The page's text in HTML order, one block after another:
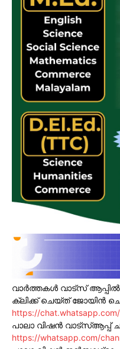
വാർത്തകൾ വാട്സ്
ക്ലിക്ക് ചെയ്ത് ജോയിൻ
https://
പാലാ വിഷൻ വാട്സ്ആപ്പ്
https://whatsapp.com/